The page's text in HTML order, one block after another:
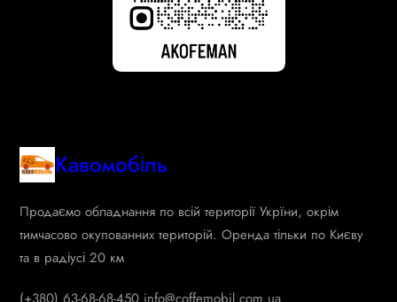
Кавомобіль
Продаємо обладнання по всій території Укрїни, окрім
тимчасово окупованних територій. Оренда тільки по Києву
та в радіусі 20 км